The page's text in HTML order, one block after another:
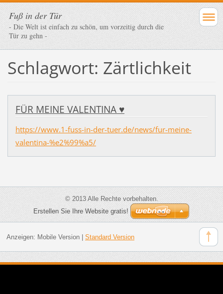
Fuß in der Tür
- Die Welt ist einfach zu schön, um vorzeitig durch die
Tür zu gehn -
Schlagwort: Zärtlichkeit
FÜR MEINE VALENTINA ♥
https://www.1-fuss-in-der-tuer.de/news/fur-meine-
valentina-%e2%99%a5/
© 2013 Alle Rechte vorbehalten.
Erstellen Sie Ihre Website gratis!
Anzeigen: Mobile Version| Standard Version